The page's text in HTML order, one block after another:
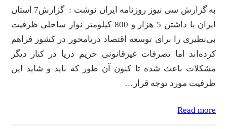
به گزارش سی نیوز روزنامه ایران نوشت : گزارش7 استان
ایران با داشتن 5 هزار و 800 کیلومتر نوار ساحلی ظرفیت
بی‌نظیری را برای توسعه اقتصاد دریامحور در کشور فراهم
کرده‌اند اما تصرفات غیرقانونی حریم دریا در کنار دیگر
مشکلات باعث شده تا کنون آن طور که باید و شاید این
ظرفیت مورد توجه قرار…
Read more